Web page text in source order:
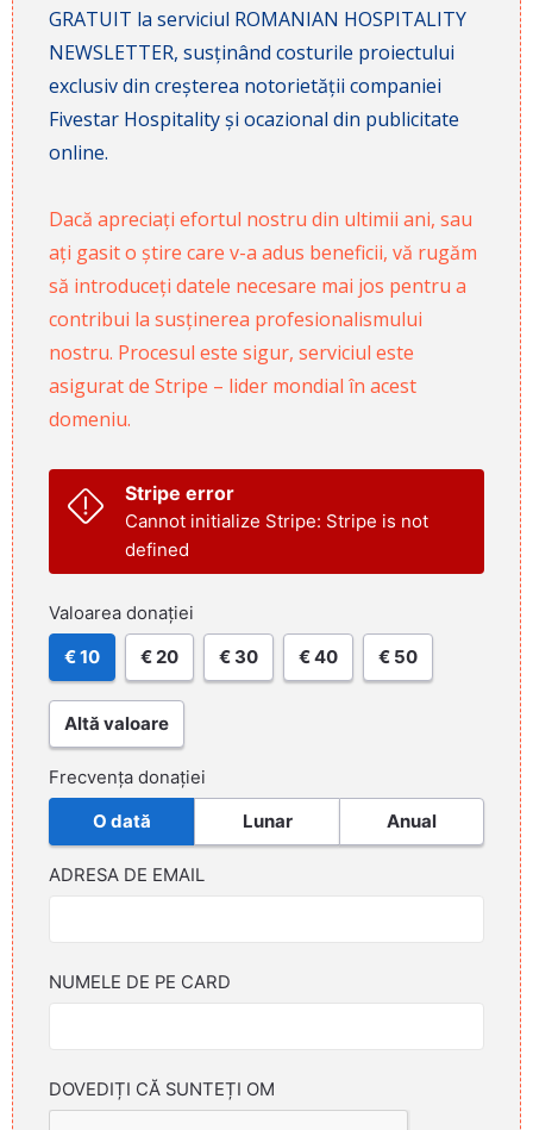
GRATUIT la serviciul ROMANIAN HOSPITALITY
NEWSLETTER, susținând costurile proiectului
exclusiv din creșterea notorietății companiei
Fivestar Hospitality și ocazional din publicitate
online.
Dacă apreciați efortul nostru din ultimii ani, sau
ați gasit o știre care v-a adus beneficii, vă rugăm
să introduceți datele necesare mai jos pentru a
contribui la susținerea profesionalismului
nostru. Procesul este sigur, serviciul este
asigurat de Stripe – lider mondial în acest
domeniu.
Stripe error
Cannot initialize Stripe: Stripe is not
defined
Valoarea donației
€ 10 € 20 € 30 € 40 € 50
Altă valoare
Frecvența donației
O dată Lunar Anual
ADRESA DE EMAIL
NUMELE DE PE CARD
DOVEDIȚI CĂ SUNTEȚI OM